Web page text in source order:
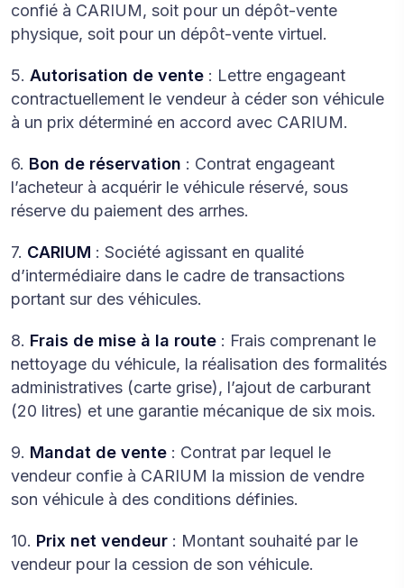
confié à CARIUM, soit pour un dépôt-vente
physique, soit pour un dépôt-vente virtuel.
5. Autorisation de vente : Lettre engageant
contractuellement le vendeur à céder son véhicule
à un prix déterminé en accord avec CARIUM.
6. Bon de réservation : Contrat engageant
l’acheteur à acquérir le véhicule réservé, sous
réserve du paiement des arrhes.
7. CARIUM : Société agissant en qualité
d’intermédiaire dans le cadre de transactions
portant sur des véhicules.
8. Frais de mise à la route : Frais comprenant le
nettoyage du véhicule, la réalisation des formalités
administratives (carte grise), l’ajout de carburant
(20 litres) et une garantie mécanique de six mois.
9. Mandat de vente : Contrat par lequel le
vendeur confie à CARIUM la mission de vendre
son véhicule à des conditions définies.
10. Prix net vendeur : Montant souhaité par le
vendeur pour la cession de son véhicule.